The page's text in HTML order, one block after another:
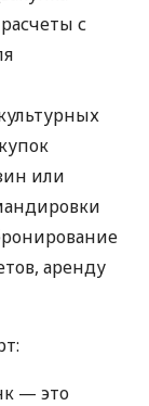
с
или
аренду
— это